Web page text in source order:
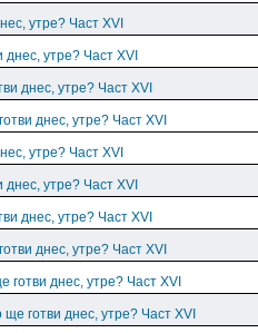
утре? Част XVI
днес, утре? Част XVI
днес, утре? Част XVI
днес, утре? Част XVI
утре? Част XVI
днес, утре? Част XVI
днес, утре? Част XVI
днес, утре? Част XVI
готви днес, утре? Част XVI
ще готви днес, утре? Част XVI